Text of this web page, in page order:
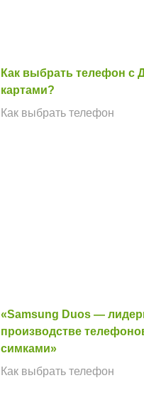
Как выбрать телефон с
картами?
Как выбрать телефон
«Samsung Duos —
производстве
симками»
Как выбрать телефон